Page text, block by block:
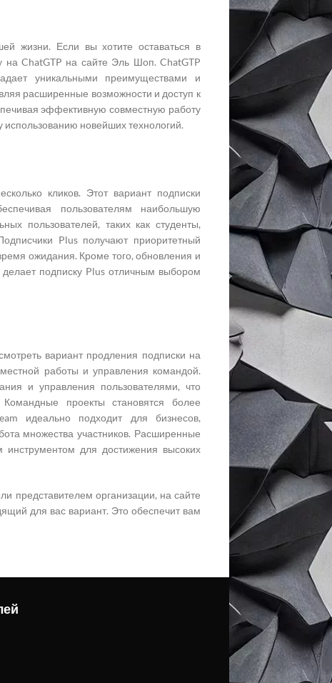
жизни. Если вы хотите оставаться в
на ChatGTP на сайте Эль Шоп. ChatGTP
уникальными преимуществами и
расширенные возможности и доступ к
эффективную совместную работу
новейших технологий.
кликов. Этот вариант подписки
пользователям наибольшую
пользователей, таких как студенты,
Plus получают приоритетный
ожидания. Кроме того, обновления и
подписку Plus отличным выбором
вариант продления подписки на
работы и управления командой.
и управления пользователями, что
проекты становятся более
идеально подходит для бизнесов,
множества участников. Расширенные
для достижения высоких
представителем организации, на сайте
для вас вариант. Это обеспечит вам